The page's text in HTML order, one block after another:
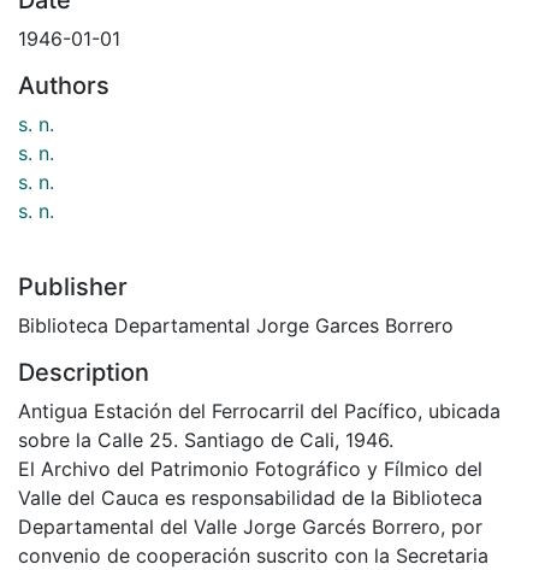
1946-01-01
Authors
s. n.
s. n.
s. n.
s. n.
Publisher
Biblioteca Departamental Jorge Garces Borrero
Description
Antigua Estación del Ferrocarril del Pacífico, ubicada
sobre la Calle 25. Santiago de Cali, 1946.
El Archivo del Patrimonio Fotográfico y Fílmico del
Valle del Cauca es responsabilidad de la Biblioteca
Departamental del Valle Jorge Garcés Borrero, por
convenio de cooperación suscrito con la Secretaria